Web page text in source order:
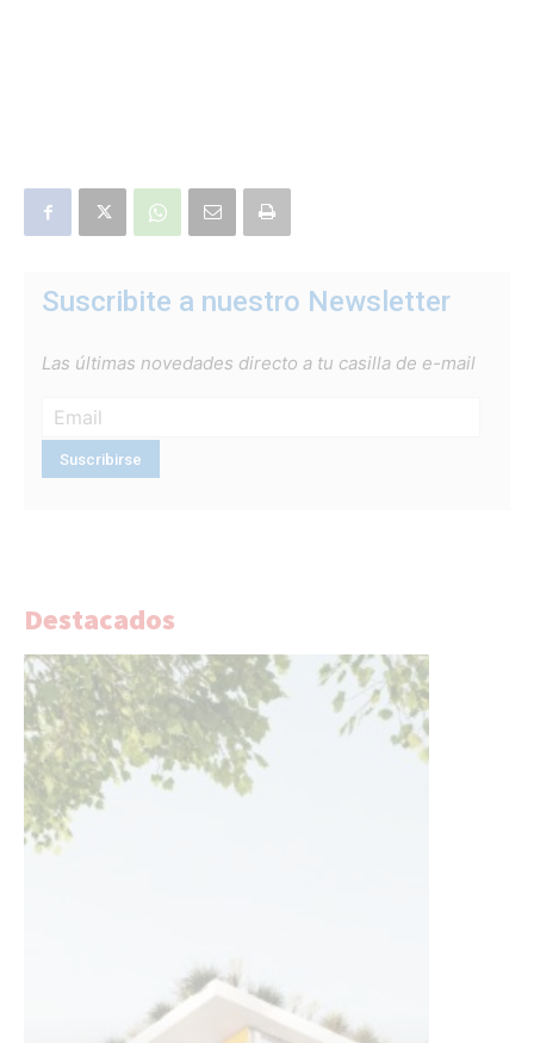
Suscribite a nuestro Newsletter
Las últimas novedades directo a tu casilla de e-mail
Destacados